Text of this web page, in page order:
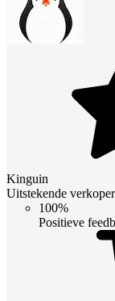
Kinguin
Uitstekende verkoper
100%
Positieve